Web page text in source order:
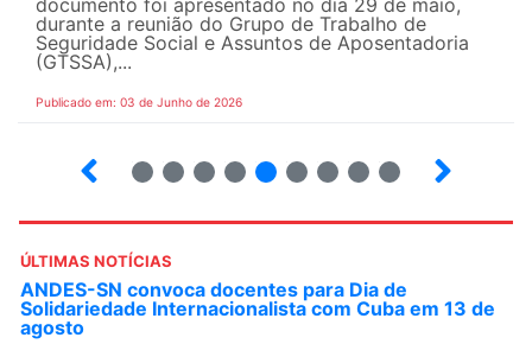
documento foi apresentado no dia 29 de maio,
durante a reunião do Grupo de Trabalho de
Seguridade Social e Assuntos de Aposentadoria
(GTSSA),...
Publicado em: 03 de Junho de 2026
ÚLTIMAS NOTÍCIAS
ANDES-SN convoca docentes para Dia de
Solidariedade Internacionalista com Cuba em 13 de
agosto